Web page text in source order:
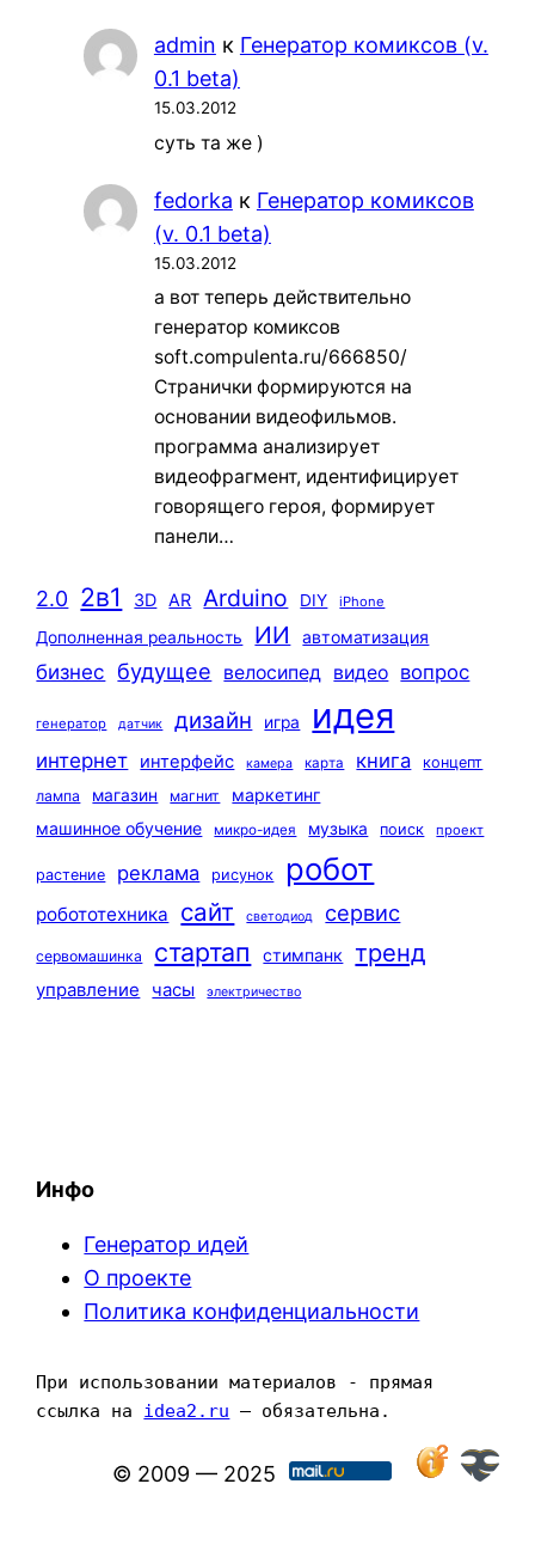
admin к Генератор комиксов (v.
0.1 beta)
15.03.2012
суть та же )
fedorka к Генератор комиксов
(v. 0.1 beta)
15.03.2012
а вот теперь действительно
генератор комиксов
soft.compulenta.ru/666850/
Странички формируются на
основании видеофильмов.
программа анализирует
видеофрагмент, идентифицирует
говорящего героя, формирует
панели…
2.0 2в1 3D AR Arduino DIY iPhone
Дополненная реальность ИИ автоматизация
бизнес будущее велосипед видео вопрос
генератор датчик дизайн игра идея
интернет интерфейс камера карта книга
концепт
лампа
магазин магнит
маркетинг
машинное обучение
микро-идея музыка поиск проект
растение реклама рисунок робот
робототехника сайт светодиод сервис
сервомашинка стартап стимпанк тренд
управление часы электричество
Инфо
Генератор идей
О проекте
Политика конфиденциальности
При использовании материалов - прямая
ссылка на idea2.ru — обязательна.
© 2009 — 2025